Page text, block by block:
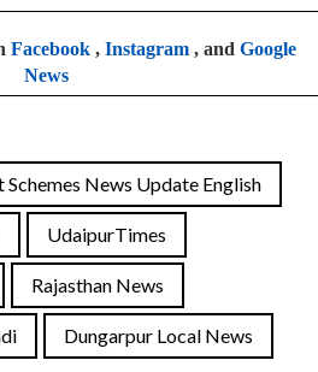
Facebook, Instagram, and Google
News
Schemes News Update English
UdaipurTimes
Rajasthan News
Dungarpur Local News